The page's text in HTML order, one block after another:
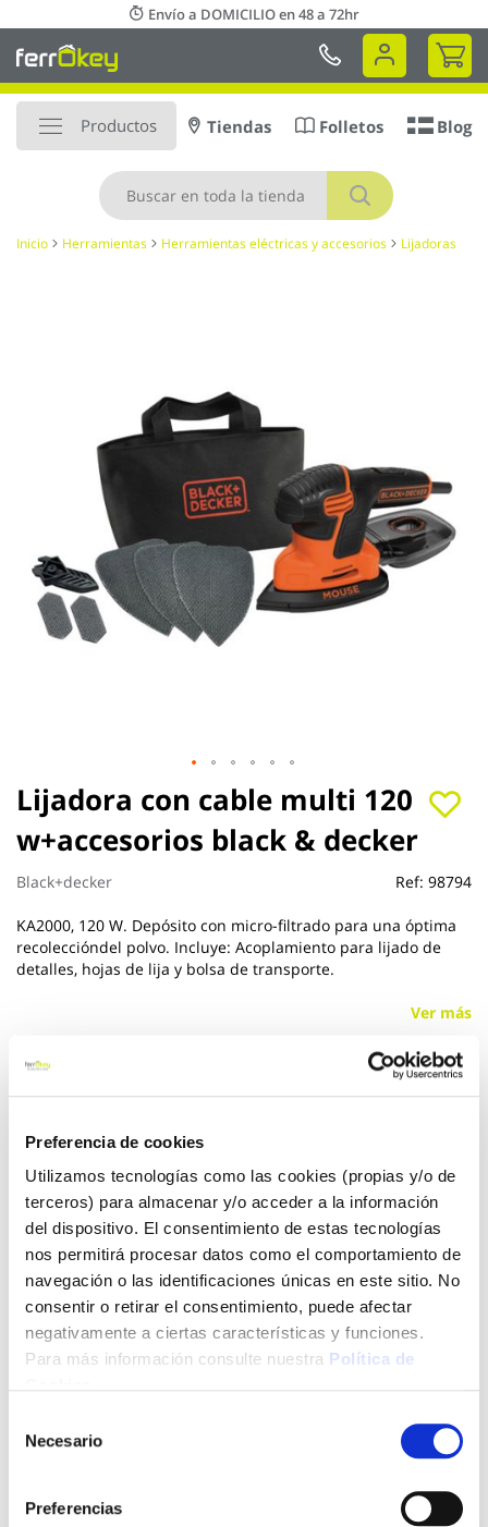
Preferencia de cookies
Utilizamos tecnologías como las cookies (propias y/o de
terceros) para almacenar y/o acceder a la información
del dispositivo. El consentimiento de estas tecnologías
nos permitirá procesar datos como el comportamiento de
navegación o las identificaciones únicas en este sitio. No
consentir o retirar el consentimiento, puede afectar
negativamente a ciertas características y funciones.
Para más información consulte nuestra Política de
Necesario
Preferencias
al
contenido
Envío a DOMICILIO en 48 a 72hr
Mi
Productos
Buscar
Tiendas Folletos Blog
Inicio Herramientas Herramientas eléctricas y accesorios Lijadoras
Lijadora con cable multi 120
w+accesorios black & decker
Black+decker Ref: 98794
KA2000, 120 W. Depósito con micro-filtrado para una óptima
recoleccióndel polvo. Incluye: Acoplamiento para lijado de
detalles, hojas de lija y bolsa de transporte.
Ver más
34,40 €
Click&Collect - Recogida gratis
en nuestras tiendas
Envío a domicilio:
5 días hábiles
+ INFO
Saltar
al
comienzo
de
la
de
imágenes